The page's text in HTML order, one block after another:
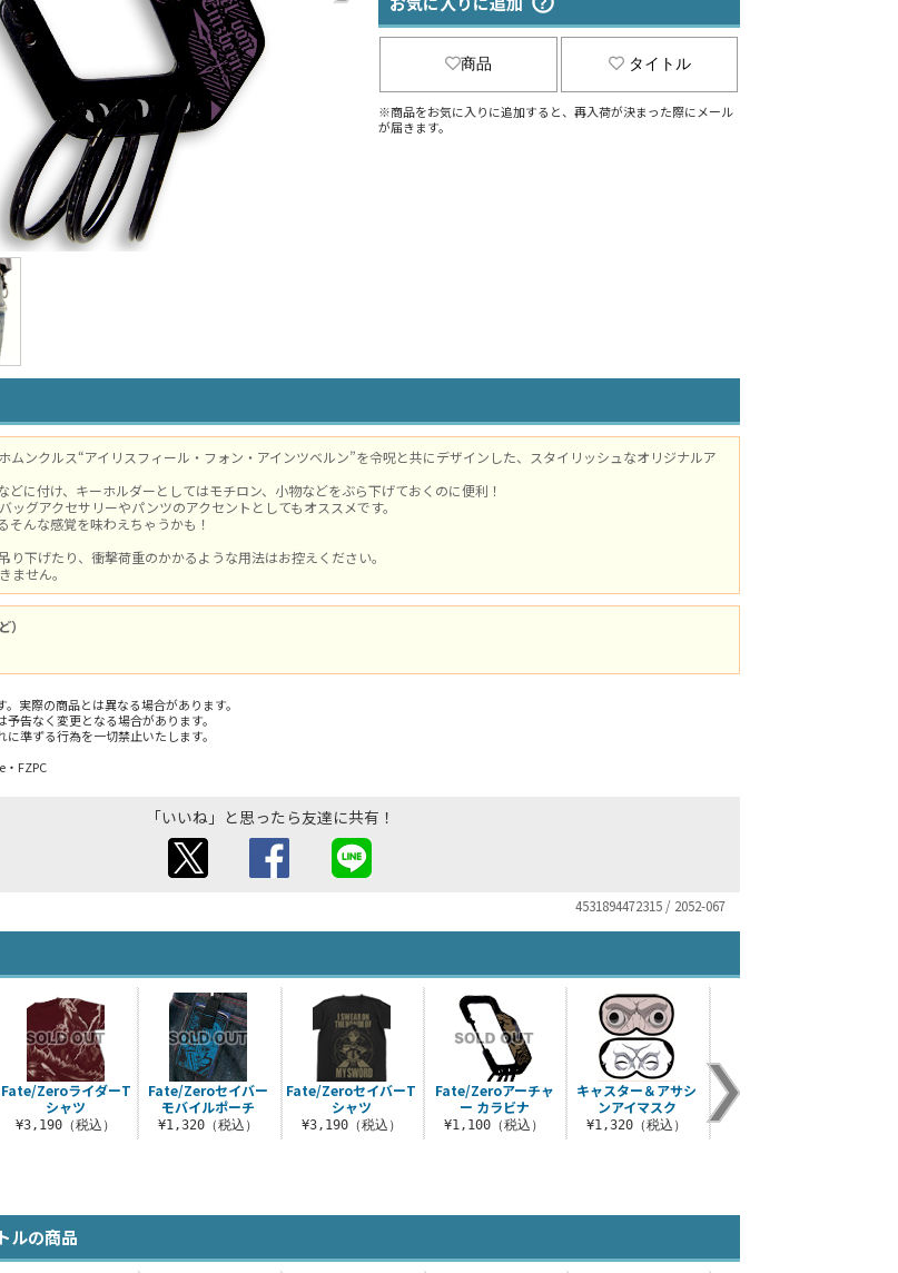
商品 タイトル
※商品をお気に入りに追加すると、再入荷が決まった際にメール
が届きます。
ムンクルス“アイリスフィール・フォン・アインツベルン”を令呪と共にデザインした、スタイリッシュなオリジナルア
どに付け、キーホルダーとしてはモチロン、小物などをぶら下げておくのに便利！
ッグアクセサリーやパンツのアクセントとしてもオススメです。
そんな感覚を味わえちゃうかも！
下げたり、衝撃荷重のかかるような用法はお控えください。
ません。
実際の商品とは異なる場合があります。
告なく変更となる場合があります。
準ずる行為を一切禁止いたします。
FZPC
「いいね」と思ったら友達に共有！
4531894472315 / 2052-067
Fate/Zeroセイバー
モバイルポーチ
¥1,320（税込）
Fate/ZeroセイバーT
シャツ
¥3,190（税込）
Fate/Zeroアーチャ
ー カラビナ
¥1,100（税込）
キャスター＆アサシ
ンアイマスク
¥1,320（税込）
アイリスフィールつ
ままれストラップ
Fate/ZeroライダーT
シャツ
¥3,190（税込）
ルの商品